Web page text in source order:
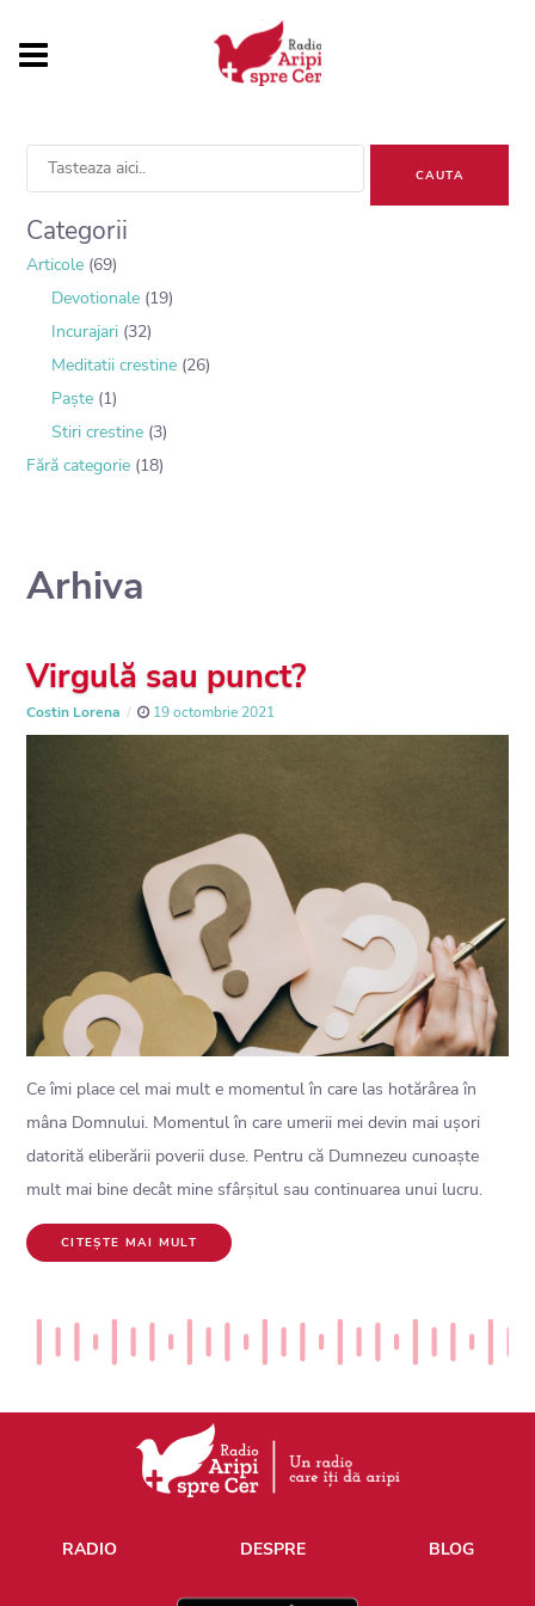
Arhiva
Virgulă sau punct?
Costin Lorena 19 octombrie 2021
Ce îmi place cel mai mult e momentul în care las hotărârea în
mâna Domnului. Momentul în care umerii mei devin mai ușori
datorită eliberării poverii duse. Pentru că Dumnezeu cunoaște
mult mai bine decât mine sfârșitul sau continuarea unui lucru.
CITEȘTE MAI MULT
Categorii
Articole(69)
Devotionale(19)
Incurajari(32)
Meditatii crestine(26)
Paște(1)
Stiri crestine(3)
Fără categorie(18)
RADIO DESPRE BLOG